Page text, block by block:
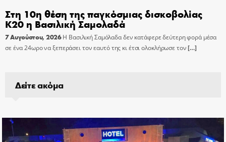
Στη 10η θέση της παγκόσμιας δισκοβολίας
Κ20 η Βασιλική Σαμολαδά
7 Αυγούστου, 2026 Η Βασιλική Σαμόλαδα δεν κατάφερε δεύτερη φορά μέσα
σε ένα 24ωρο να ξεπεράσει τον εαυτό της κι έτσι ολοκλήρωσε τον[…]
Δείτε ακόμα